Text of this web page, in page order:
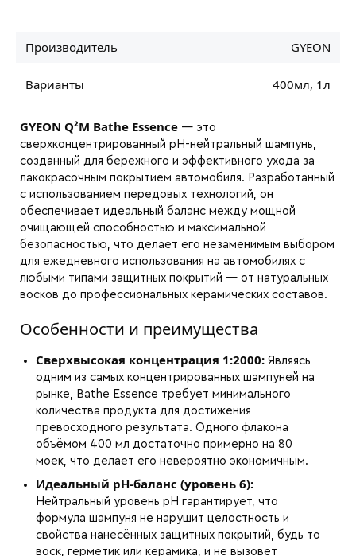
Производитель GYEON
Варианты 400мл, 1л
GYEON Q²M Bathe Essence — это
сверхконцентрированный pH-нейтральный шампунь,
созданный для бережного и эффективного ухода за
лакокрасочным покрытием автомобиля. Разработанный
с использованием передовых технологий, он
обеспечивает идеальный баланс между мощной
очищающей способностью и максимальной
безопасностью, что делает его незаменимым выбором
для ежедневного использования на автомобилях с
любыми типами защитных покрытий — от натуральных
восков до профессиональных керамических составов.
Особенности и преимущества
Сверхвысокая концентрация 1:2000: Являясь
одним из самых концентрированных шампуней на
рынке, Bathe Essence требует минимального
количества продукта для достижения
превосходного результата. Одного флакона
объёмом 400 мл достаточно примерно на 80
моек, что делает его невероятно экономичным.
Идеальный pH-баланс (уровень 6):
Нейтральный уровень pH гарантирует, что
формула шампуня не нарушит целостность и
свойства нанесённых защитных покрытий, будь то
воск, герметик или керамика, и не вызовет